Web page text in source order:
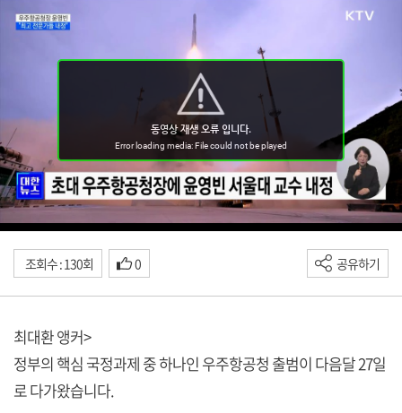
조회수 : 130회 0 공유하기
최대환 앵커>
정부의 핵심 국정과제 중 하나인 우주항공청 출범이 다음달 27일
로 다가왔습니다.